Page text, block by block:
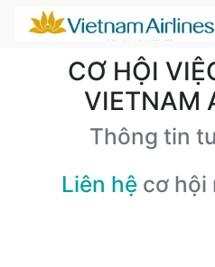
CƠ HỘI
VIETNAM
Thông tin
Liên hệ cơ hội